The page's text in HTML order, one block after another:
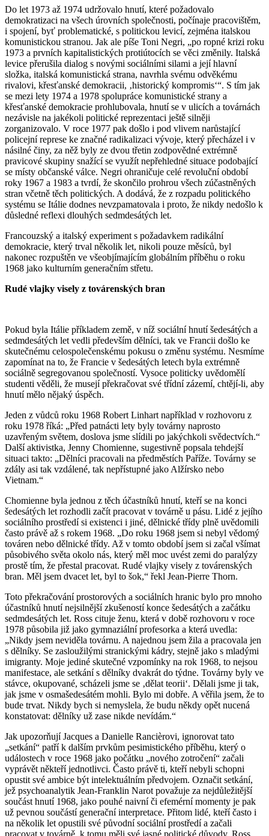
Do let 1973 až 1974 udržovalo hnutí, které požadovalo
demokratizaci na všech úrovních společnosti, počínaje pracovištěm,
i spojení, byť problematické, s politickou levicí, zejména italskou
komunistickou stranou. Jak ale píše Toni Negri, „po ropné krizi roku
1973 a prvních kapitalistických protiútocích se věci změnily. Italská
levice přerušila dialog s novými sociálními silami a její hlavní
složka, italská komunistická strana, navrhla svému odvěkému
rivalovi, křesťanské demokracii, ‚historický kompromis‘“. S tím jak
se mezi lety 1974 a 1978 spolupráce komunistické strany a
křesťanské demokracie prohlubovala, hnutí se v ulicích a továrnách
nezávisle na jakékoli politické reprezentaci ještě silněji
zorganizovalo. V roce 1977 pak došlo i pod vlivem narůstající
policejní represe ke značné radikalizaci vývoje, který přecházel i v
násilné činy, za něž byly ze dvou třetin zodpovědné extrémně
pravicové skupiny snažící se využít nepřehledné situace podobající
se místy občanské válce. Negri ohraničuje celé revoluční období
roky 1967 a 1983 a tvrdí, že skončilo prohrou všech zúčastněných
stran včetně těch politických. A dodává, že z rozpadu politického
systému se Itálie dodnes nevzpamatovala i proto, že nikdy nedošlo k
důsledné reflexi dlouhých sedmdesátých let.
Francouzský a italský experiment s požadavkem radikální
demokracie, který trval několik let, nikoli pouze měsíců, byl
nakonec rozpuštěn ve všeobjímajícím globálním příběhu o roku
1968 jako kulturním generačním střetu.
Rudé vlajky visely z továrenských bran
Pokud byla Itálie příkladem země, v níž sociální hnutí šedesátých a
sedmdesátých let vedli především dělníci, tak ve Francii došlo ke
skutečnému celospolečenskému pokusu o změnu systému. Nesmíme
zapomínat na to, že Francie v šedesátých letech byla extrémně
sociálně segregovanou společností. Vysoce politicky uvědomělí
studenti věděli, že musejí překračovat své třídní zázemí, chtějí-li, aby
hnutí mělo nějaký úspěch.
Jeden z vůdců roku 1968 Robert Linhart například v rozhovoru z
roku 1978 říká: „Před patnácti lety byly továrny naprosto
uzavřeným světem, doslova jsme slídili po jakýchkoli svědectvích.“
Další aktivistka, Jenny Chomienne, sugestivně popsala tehdejší
situaci takto: „Dělníci pracovali na předměstích Paříže. Továrny se
zdály asi tak vzdálené, tak nepřístupné jako Alžírsko nebo
Vietnam.“
Chomienne byla jednou z těch účastníků hnutí, kteří se na konci
šedesátých let rozhodli začít pracovat v továrně u pásu. Lidé z jejího
sociálního prostředí si existenci i jiné, dělnické třídy plně uvědomili
často právě až s rokem 1968. „Do roku 1968 jsem si nebyl vědomý
továren nebo dělnické třídy. Až v tomto období jsem si začal všímat
působivého světa okolo nás, který měl moc uvést zemi do paralýzy
prostě tím, že přestal pracovat. Rudé vlajky visely z továrenských
bran. Měl jsem dvacet let, byl to šok,“ řekl Jean-Pierre Thorn.
Toto překračování prostorových a sociálních hranic bylo pro mnoho
účastníků hnutí nejsilnější zkušeností konce šedesátých a začátku
sedmdesátých let. Ross cituje ženu, která v době rozhovoru v roce
1978 působila již jako gymnaziální profesorka a která uvedla:
„Nikdy jsem neviděla továrnu. A najednou jsem žila a pracovala jen
s dělníky. Se zasloužilými stranickými kádry, stejně jako s mladými
imigranty. Moje jediné skutečné vzpomínky na rok 1968, to nejsou
manifestace, ale setkání s dělníky dvakrát do týdne. Továrny byly ve
stávce, okupované, scházeli jsme se ‚dělat teorii‘. Dělali jsme ji tak,
jak jsme v osmašedesátém mohli. Bylo mi dobře. A věřila jsem, že to
bude trvat. Nikdy bych si nemyslela, že budu někdy opět nucená
konstatovat: dělníky už zase nikde nevídám.“
Jak upozorňují Jacques a Danielle Rancièrovi, ignorovat tato
„setkání“ patří k dalším prvkům pesimistického příběhu, který o
událostech v roce 1968 jako počátku „nového zotročení“ začali
vyprávět někteří jednotlivci. Často právě ti, kteří nebyli schopni
opustit své ambice být intelektuálním předvojem. Označit setkání,
jež psychoanalytik Jean-Franklin Narot považuje za nejdůležitější
součást hnutí 1968, jako pouhé naivní či efemérní momenty je pak
už pevnou součástí generační interpretace. Přitom lidé, kteří často i
na několik let opustili své původní sociální prostředí a začali
pracovat v továrně, k tomu měli své jasné politické důvody. Ross